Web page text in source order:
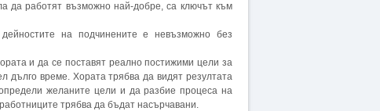
да работят възможно най-добре, са ключът към
на подчинените е невъзможно без
и да се поставят реално постижими цели за
дълго време. Хората трябва да видят резултата
желаните цели и да разбие процеса на
трябва да бъдат насърчавани.